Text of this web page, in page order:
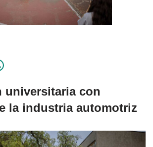
universitaria con
la industria automotriz